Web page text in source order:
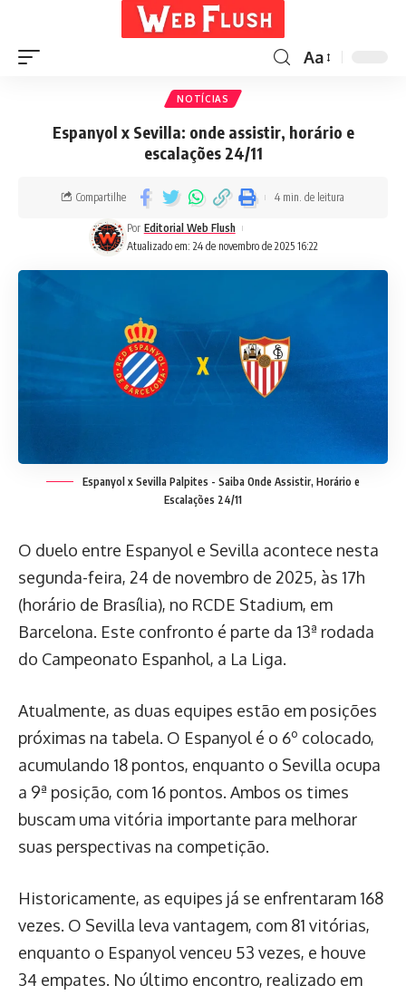
Aa
NOTÍCIAS
Espanyol x Sevilla: onde assistir, horário e
escalações 24/11
Atualizado em: 24 de novembro de 2025 16:22
Por Editorial Web Flush
Compartilhe 4 min. de leitura
Espanyol x Sevilla Palpites - Saiba Onde Assistir, Horário e
Escalações 24/11
O duelo entre Espanyol e Sevilla acontece nesta
segunda-feira, 24 de novembro de 2025, às 17h
(horário de Brasília), no RCDE Stadium, em
Barcelona. Este confronto é parte da 13ª rodada
do Campeonato Espanhol, a La Liga.
Atualmente, as duas equipes estão em posições
próximas na tabela. O Espanyol é o 6º colocado,
acumulando 18 pontos, enquanto o Sevilla ocupa
a 9ª posição, com 16 pontos. Ambos os times
buscam uma vitória importante para melhorar
suas perspectivas na competição.
Historicamente, as equipes já se enfrentaram 168
vezes. O Sevilla leva vantagem, com 81 vitórias,
enquanto o Espanyol venceu 53 vezes, e houve
34 empates. No último encontro, realizado em